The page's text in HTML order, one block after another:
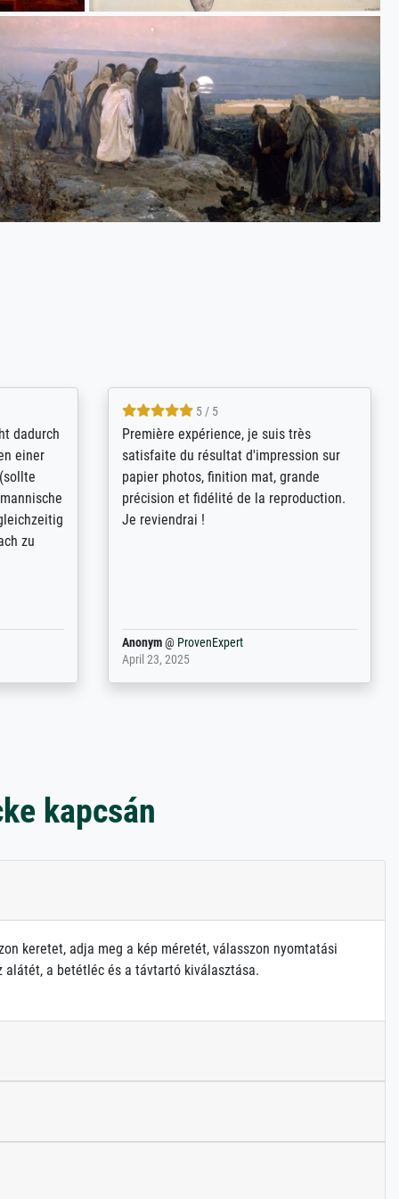
sich
(ein
-
4.8 / 5
Qualité absolument irréprochable.
Extraordinaire diversité des thèmes
abordés et personnalisation des
demandes (recadrage, réajustement des
couleurs). Relation clientèle parfaite.
Anonym@ ProvenExpert
March 31, 2025
kapcsán
keretet, adja meg a kép méretét, válasszon nyomtatási
a betétléc és a távtartó kiválasztása.